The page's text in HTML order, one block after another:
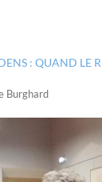
: QUAND LE
Burghard